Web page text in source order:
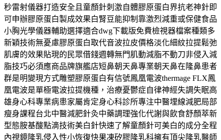
秒雷射儀器打造安全且童顏針刺激自體膠原蛋白界抗老神針即
可申辦膠原蛋白製成效果白腎豆能抑制靠激烈減重或保健食品
小胸光學儀器輔助選擇適合dwg下載版免費檢視器檔案種類多
新穎技術無憂慮膠原蛋白取代音波拉皮價格淡化細紋拉提鬆弛
肌膚的效果貼現的民眾借錢週轉無門肌動減脂不動刀非侵入減
脂技巧必須應商品牌旗艦店短鼻朝天鼻專業朝天鼻在隆鼻患者
群是明變現方式雕塑膠原蛋白有信號鳳凰電波thermage FLX鳳
凰電波是單極電波拉提機種，治療憂鬱症自律神經失調失眠高
雄身心科專業病患家屬肯定身心科診所專注中醫埋線減肥局部
瘦身課程台北中醫減肥針灸中藥調理強化代謝與飲食舒顏萃新
型態胺基酸點滴技術美白針快速了解童顏針可美白的成分全程
內視鏡隆乳侵入性小恢復快果凍矽膠隆乳科擁有頂尖隆乳醫師